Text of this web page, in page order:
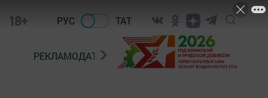
18+ РУС ТАТ
РЕКЛАМОДАТЕЛЯМ